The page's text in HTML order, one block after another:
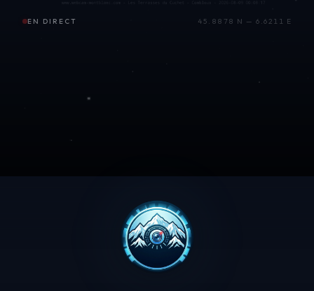
EN DIRECT 45.8878 N — 6.6211 E